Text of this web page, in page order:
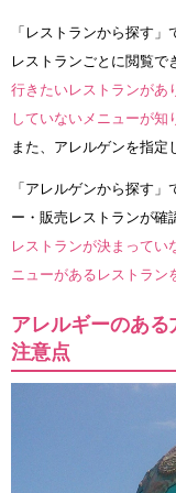
「レストランから探す
レストランごとに閲覧で
行きたいレストランがあ
していないメニューが知
また、アレルゲンを指定
「アレルゲンから探す
ー・販売レストランが確
レストランが決まってい
ニューがあるレストラン
アレルギーのあ
注意点